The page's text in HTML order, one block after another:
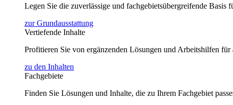
Legen Sie die zuverlässige und fachgebietsübergreifende Basis
zur Grundausstattung
Vertiefende Inhalte
Profitieren Sie von ergänzenden Lösungen und Arbeitshilfen
zu den Inhalten
Fachgebiete
Finden Sie Lösungen und Inhalte, die zu Ihrem Fachgebiet